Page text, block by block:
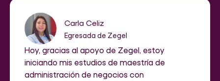
Carla Celiz
Egresada de Zegel
Hoy, gracias al apoyo de Zegel, estoy
iniciando mis estudios de maestría de
administración de negocios con